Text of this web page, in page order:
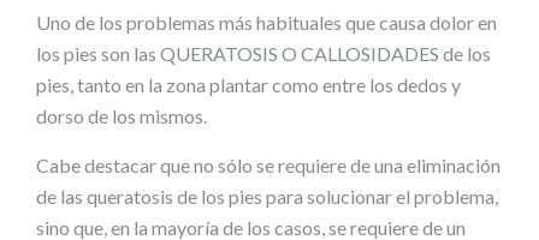
Uno de los problemas más habituales que causa dolor en
los pies son las QUERATOSIS O CALLOSIDADES de los
pies, tanto en la zona plantar como entre los dedos y
dorso de los mismos.
Cabe destacar que no sólo se requiere de una eliminación
de las queratosis de los pies para solucionar el problema,
sino que, en la mayoría de los casos, se requiere de un